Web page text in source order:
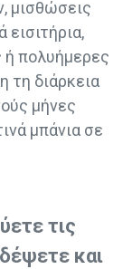
μισθώσεις
ή πολυήμερες
τη διάρκεια
μήνες
μπάνια σε
τις
και